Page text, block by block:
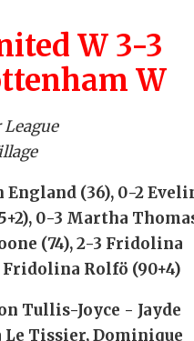
W 3-3
W
League
England (36), 0-2
0-3 Martha
(74), 2-3 Fridolina
Fridolina Rolfö (90+4)
Tullis-Joyce - Jayde
Le Tissier, Dominique